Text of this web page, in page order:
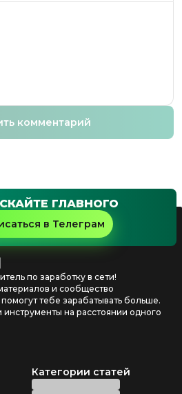
комментарий
ГЛАВНОГО
в Телеграм
по заработку в сети!
и сообщество
тебе зарабатывать больше.
на расстоянии одного
Категории статей